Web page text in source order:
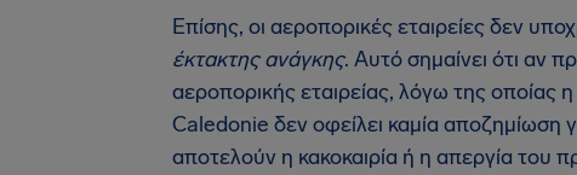
Επίσης, οι αεροπορικές εταιρείες δεν
έκτακτης ανάγκης. Αυτό σημαίνει ότι αν
αεροπορικής εταιρείας, λόγω της οποίας
Caledonie δεν οφείλει καμία αποζημίωση
αποτελούν η κακοκαιρία ή η απεργία του